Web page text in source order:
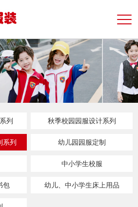
列 秋季校园园服设计系列
系列 幼儿园园服定制
中小学生校服
包 幼儿、中小学生床上用品